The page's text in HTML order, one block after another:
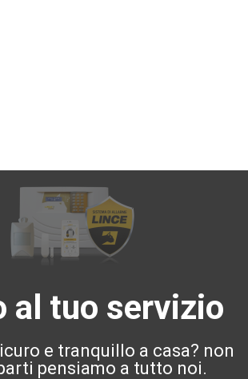
al tuo servizio
e tranquillo a casa? non
pensiamo a tutto noi.